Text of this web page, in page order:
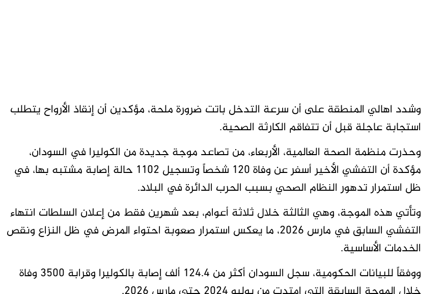
وشدد اهالي المنطقة على أن سرعة التدخل باتت ضرورة ملحة، مؤكدين أن إنقاذ الأرواح يتطلب
استجابة عاجلة قبل أن تتفاقم الكارثة الصحية.
وحذرت منظمة الصحة العالمية، الأربعاء، من تصاعد موجة جديدة من الكوليرا في السودان،
مؤكدة أن التفشي الأخير أسفر عن وفاة 120 شخصاً وتسجيل 1102 حالة إصابة مشتبه بها، في
ظل استمرار تدهور النظام الصحي بسبب الحرب الدائرة في البلاد.
وتأتي هذه الموجة، وهي الثالثة خلال ثلاثة أعوام، بعد شهرين فقط من إعلان السلطات انتهاء
التفشي السابق في مارس 2026، ما يعكس استمرار صعوبة احتواء المرض في ظل النزاع ونقص
الخدمات الأساسية.
ووفقاً للبيانات الحكومية، سجل السودان أكثر من 124.4 ألف إصابة بالكوليرا وقرابة 3500 وفاة